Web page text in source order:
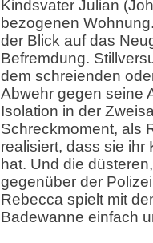
Kindsvater Julian
bezogenen
der Blick auf das
Befremdung.
dem schreienden
Abwehr gegen seine
Isolation in der
Schreckmoment, als
realisiert, dass sie ihr
hat. Und die
gegenüber der
Rebecca spielt mit
Badewanne einfach